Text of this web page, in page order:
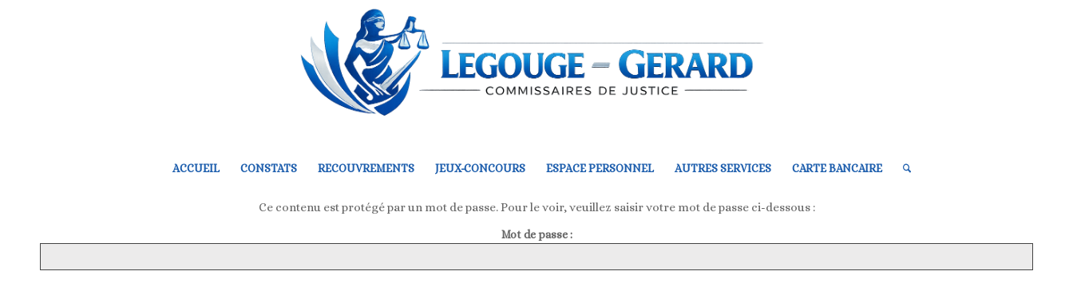
ACCUEIL CONSTATS RECOUVREMENTS JEUX-CONCOURS ESPACE PERSONNEL AUTRES SERVICES CARTE BANCAIRE
Ce contenu est protégé par un mot de passe. Pour le voir, veuillez saisir votre mot de passe ci-dessous :
Mot de passe :